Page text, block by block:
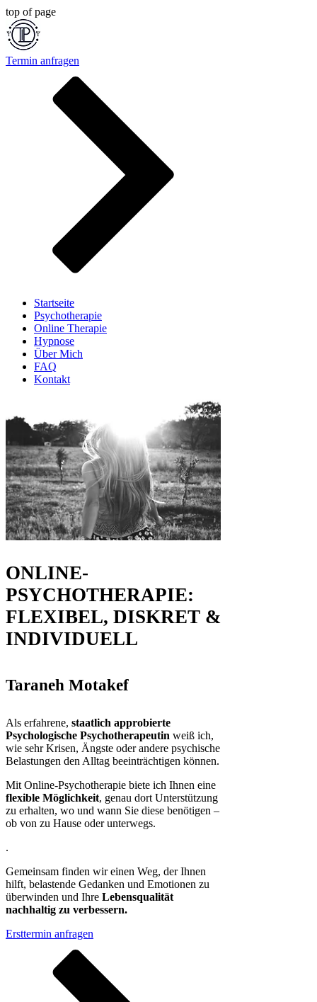
top of page
Termin anfragen
Startseite
Psychotherapie
Online Therapie
Hypnose
Über Mich
FAQ
Kontakt
ONLINE-
PSYCHOTHERAPIE:
FLEXIBEL, DISKRET &
INDIVIDUELL
Taraneh Motakef
Als erfahrene, staatlich approbierte
Psychologische Psychotherapeutin weiß ich,
wie sehr Krisen, Ängste oder andere psychische
Belastungen den Alltag beeinträchtigen können.
Mit Online-Psychotherapie biete ich Ihnen eine
flexible Möglichkeit, genau dort Unterstützung
zu erhalten, wo und wann Sie diese benötigen –
ob von zu Hause oder unterwegs.
.
Gemeinsam finden wir einen Weg, der Ihnen
hilft, belastende Gedanken und Emotionen zu
überwinden und Ihre Lebensqualität
nachhaltig zu verbessern.
Ersttermin anfragen